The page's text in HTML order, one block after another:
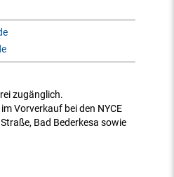
zugänglich.
Vorverkauf bei den NYCE
Bad Bederkesa sowie